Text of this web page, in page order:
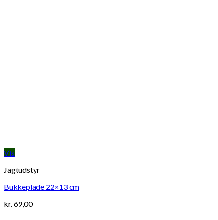
Vis
Jagtudstyr
Bukkeplade 22×13 cm
kr.69,00